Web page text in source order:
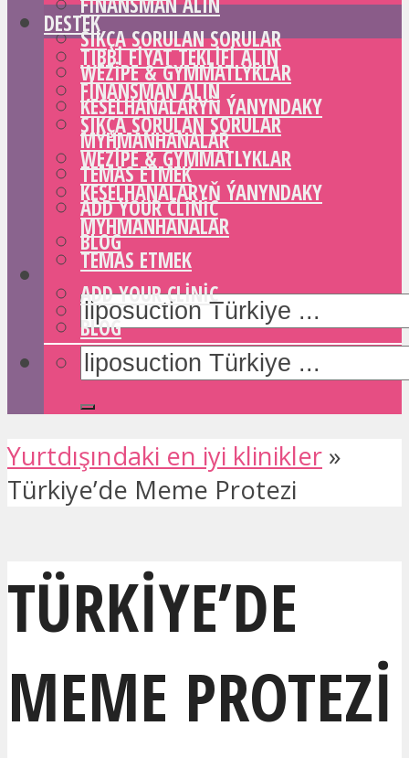
SIKÇA SORULAN SORULAR
WEZIPE & GYMMATLYKLAR
KESELHANALARYŇ ÝANYNDAKY
MYHMANHANALAR
TEMAS ETMEK
ADD YOUR CLINIC
BLOG
DESTEK
TIBBI FIYAT TEKLIFI ALIN
FINANSMAN ALIN
SIKÇA SORULAN SORULAR
WEZIPE & GYMMATLYKLAR
KESELHANALARYŇ ÝANYNDAKY
MYHMANHANALAR
TEMAS ETMEK
ADD YOUR CLINIC
BLOG
Yurtdışındaki en iyi klinikler »
Türkiye’de Meme Protezi
TÜRKIYE’DE
MEME PROTEZI